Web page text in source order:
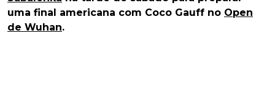
uma final americana com Coco Gauff no Open
de Wuhan.